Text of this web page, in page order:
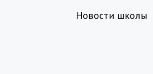
Новости школы